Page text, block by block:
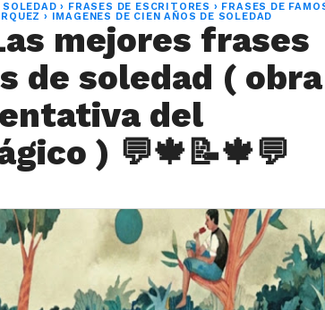
SOLEDAD › FRASES DE ESCRITORES › FRASES DE
› IMAGENES DE CIEN AÑOS DE SOLEDAD
mejores frases
de soledad ( obra
del
) 💬🍁📝🍁💬